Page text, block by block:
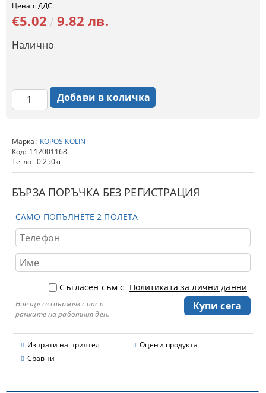
Марка: KOPOS KOLIN
Код: 112001168
Тегло: 0.250кг
БЪРЗА ПОРЪЧКА БЕЗ РЕГИСТРАЦИЯ
САМО ПОПЪЛНЕТЕ 2 ПОЛЕТА
Съгласен съм с Политиката за лични данни
Ние ще се свържем с вас в
рамките на работния ден.
Изпрати на приятел
Оцени продукта
Сравни
Цена с ДДС:
€5.02 9.82 лв.
Налично